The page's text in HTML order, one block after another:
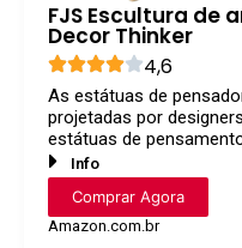
FJS Escultura de
Decor Thinker
4,6
As estátuas de
projetadas por
estátuas de
Info
Comprar Agora
Amazon.com.br